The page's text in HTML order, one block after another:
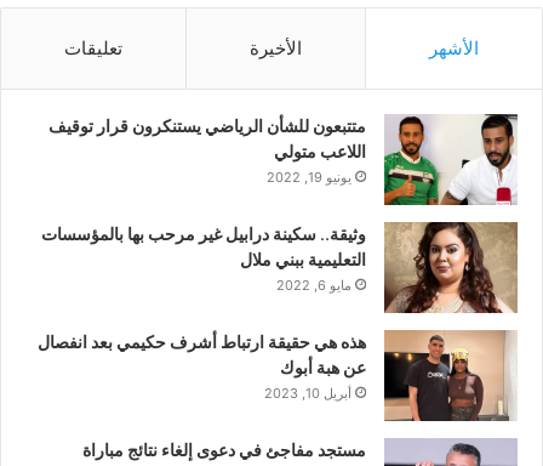
الأشهر الأخيرة تعليقات
متتبعون للشأن الرياضي يستنكرون قرار توقيف
اللاعب متولي
يونيو 19, 2022
وثيقة.. سكينة درابيل غير مرحب بها بالمؤسسات
التعليمية ببني ملال
مايو 6, 2022
هذه هي حقيقة ارتباط أشرف حكيمي بعد انفصال
عن هبة أبوك
أبريل 10, 2023
مستجد مفاجئ في دعوى إلغاء نتائج مباراة